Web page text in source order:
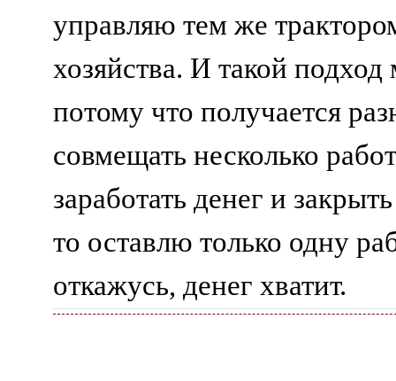
управляю тем же
хозяйства. И такой подход
потому что получается
совмещать несколько
заработать денег и
то оставлю только одну
откажусь, денег хватит.